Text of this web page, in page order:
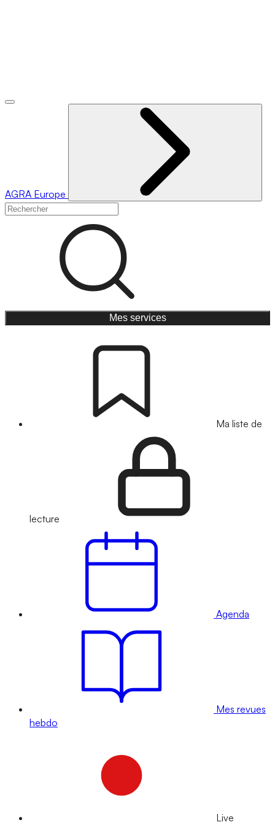
AGRA Europe
Mes services
Ma liste de
lecture
Agenda
Mes revues
hebdo
Live